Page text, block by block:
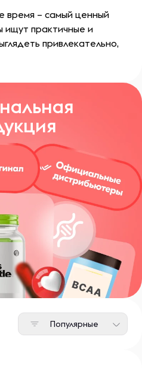
время – самый ценный
ищут практичные и
привлекательно,
и денег на
STUDIO Professional –
которая позволяет
прямо у себя дома.
Популярные